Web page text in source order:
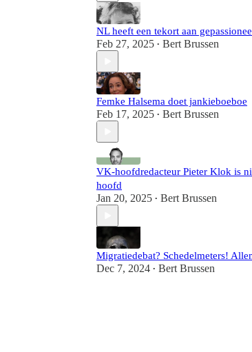
NL heeft een tekort aan
Feb 27, 2025 • Bert Brussen
Femke Halsema doet jankieboeboe
Feb 17, 2025 • Bert Brussen
VK-hoofdredacteur Pieter Klok is
hoofd
Jan 20, 2025 • Bert Brussen
Migratiedebat? Schedelmeters!
Dec 7, 2024 • Bert Brussen